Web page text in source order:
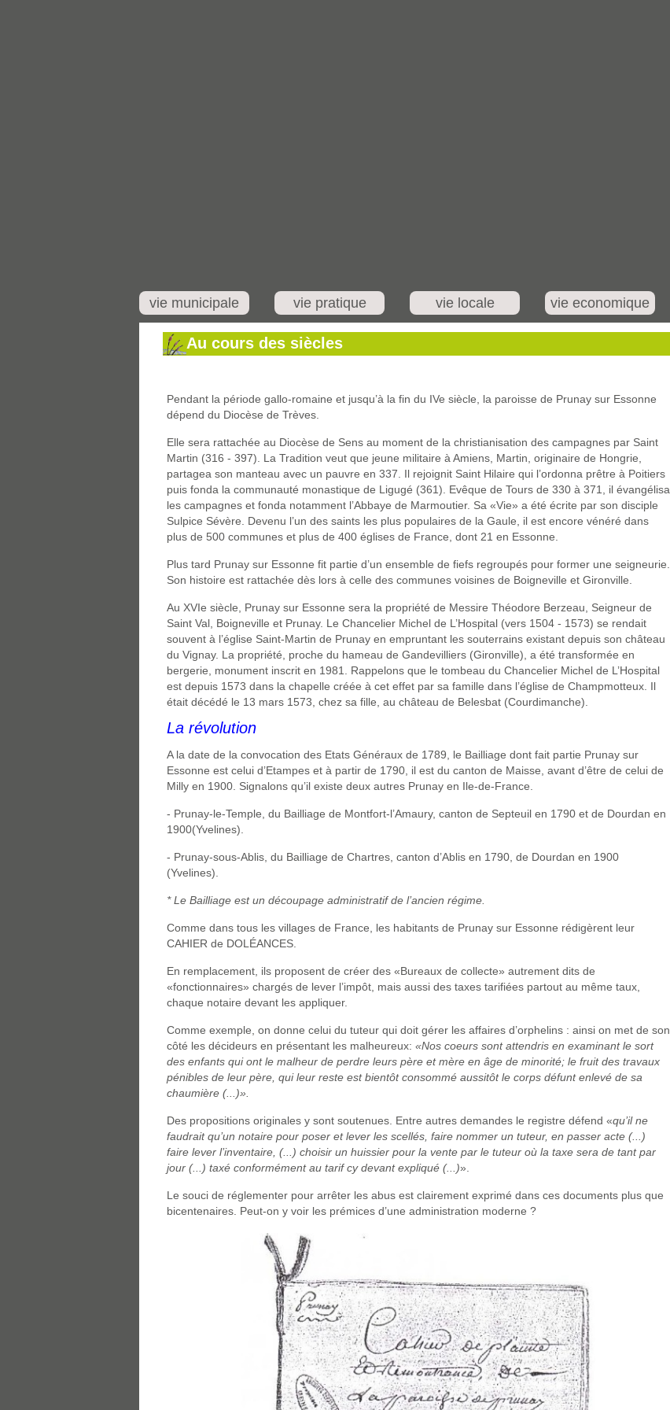
vie municipale vie pratique vie locale vie economique
Au cours des siècles
Pendant la période gallo-romaine et jusqu’à la fin du IVe siècle, la paroisse de Prunay sur Essonne
dépend du Diocèse de Trèves.
Elle sera rattachée au Diocèse de Sens au moment de la christianisation des campagnes par Saint
Martin (316 - 397). La Tradition veut que jeune militaire à Amiens, Martin, originaire de Hongrie,
partagea son manteau avec un pauvre en 337. Il rejoignit Saint Hilaire qui l’ordonna prêtre à Poitiers
puis fonda la communauté monastique de Ligugé (361). Evêque de Tours de 330 à 371, il évangélisa
les campagnes et fonda notamment l’Abbaye de Marmoutier. Sa «Vie» a été écrite par son disciple
Sulpice Sévère. Devenu l’un des saints les plus populaires de la Gaule, il est encore vénéré dans
plus de 500 communes et plus de 400 églises de France, dont 21 en Essonne.
Plus tard Prunay sur Essonne fit partie d’un ensemble de fiefs regroupés pour former une seigneurie.
Son histoire est rattachée dès lors à celle des communes voisines de Boigneville et Gironville.
Au XVIe siècle, Prunay sur Essonne sera la propriété de Messire Théodore Berzeau, Seigneur de
Saint Val, Boigneville et Prunay. Le Chancelier Michel de L’Hospital (vers 1504 - 1573) se rendait
souvent à l’église Saint-Martin de Prunay en empruntant les souterrains existant depuis son château
du Vignay. La propriété, proche du hameau de Gandevilliers (Gironville), a été transformée en
bergerie, monument inscrit en 1981. Rappelons que le tombeau du Chancelier Michel de L’Hospital
est depuis 1573 dans la chapelle créée à cet effet par sa famille dans l’église de Champmotteux. Il
était décédé le 13 mars 1573, chez sa fille, au château de Belesbat (Courdimanche).
La révolution
A la date de la convocation des Etats Généraux de 1789, le Bailliage dont fait partie Prunay sur
Essonne est celui d’Etampes et à partir de 1790, il est du canton de Maisse, avant d’être de celui de
Milly en 1900. Signalons qu’il existe deux autres Prunay en Ile-de-France.
- Prunay-le-Temple, du Bailliage de Montfort-l’Amaury, canton de Septeuil en 1790 et de Dourdan en
1900(Yvelines).
- Prunay-sous-Ablis, du Bailliage de Chartres, canton d’Ablis en 1790, de Dourdan en 1900
(Yvelines).
* Le Bailliage est un découpage administratif de l’ancien régime.
Comme dans tous les villages de France, les habitants de Prunay sur Essonne rédigèrent leur
CAHIER de DOLÉANCES.
En remplacement, ils proposent de créer des «Bureaux de collecte» autrement dits de
«fonctionnaires» chargés de lever l’impôt, mais aussi des taxes tarifiées partout au même taux,
chaque notaire devant les appliquer.
Comme exemple, on donne celui du tuteur qui doit gérer les affaires d’orphelins : ainsi on met de son
côté les décideurs en présentant les malheureux: «Nos coeurs sont attendris en examinant le sort
des enfants qui ont le malheur de perdre leurs père et mère en âge de minorité; le fruit des travaux
pénibles de leur père, qui leur reste est bientôt consommé aussitôt le corps défunt enlevé de sa
chaumière (...)».
Des propositions originales y sont soutenues. Entre autres demandes le registre défend «qu’il ne
faudrait qu’un notaire pour poser et lever les scellés, faire nommer un tuteur, en passer acte (...)
faire lever l’inventaire, (...) choisir un huissier pour la vente par le tuteur où la taxe sera de tant par
jour (...) taxé conformément au tarif cy devant expliqué (...)».
Le souci de réglementer pour arrêter les abus est clairement exprimé dans ces documents plus que
bicentenaires. Peut-on y voir les prémices d’une administration moderne ?